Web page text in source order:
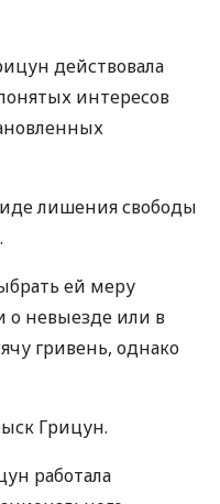
действовала
интересов
лишения свободы
ей меру
о невыезде или в
гривень, однако
Грицун.
работала